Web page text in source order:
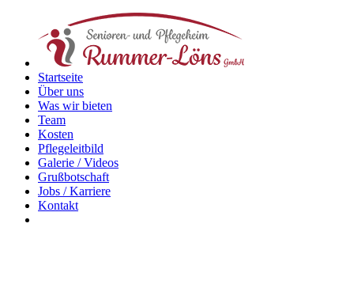
Startseite
Über uns
Was wir bieten
Team
Kosten
Pflegeleitbild
Galerie / Videos
Grußbotschaft
Jobs / Karriere
Kontakt